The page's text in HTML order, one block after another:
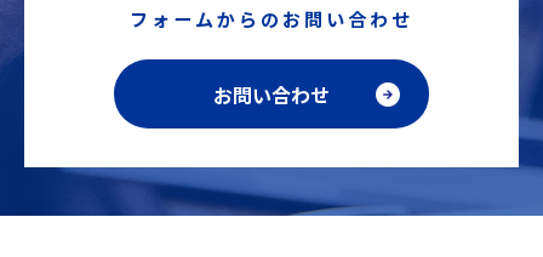
フォームからのお問い合わせ
お問い合わせ